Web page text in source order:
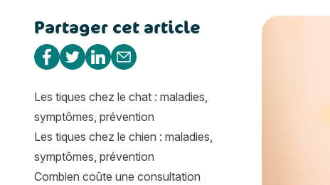
Le réveillon
Partager cet article
Partager sur Facebook
Partager sur Twitter
Partager sur Linkedin
Partager par e-mail
Les tiques chez le chat : maladies,
symptômes, prévention
Les tiques chez le chien : maladies,
symptômes, prévention
Combien coûte une consultation